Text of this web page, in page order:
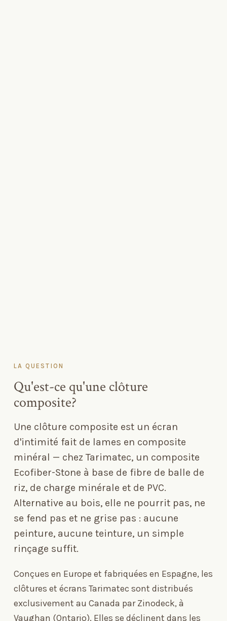
LA QUESTION
Qu'est-ce qu'une clôture
composite?
Une clôture composite est un écran
d'intimité fait de lames en composite
minéral — chez Tarimatec, un composite
Ecofiber-Stone à base de fibre de balle de
riz, de charge minérale et de PVC.
Alternative au bois, elle ne pourrit pas, ne
se fend pas et ne grise pas : aucune
peinture, aucune teinture, un simple
rinçage suffit.
Conçues en Europe et fabriquées en Espagne, les
clôtures et écrans Tarimatec sont distribués
exclusivement au Canada par Zinodeck, à
Vaughan (Ontario). Elles se déclinent dans les